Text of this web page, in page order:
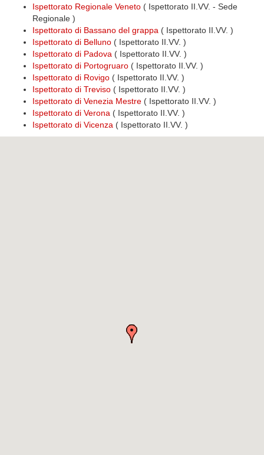
Ispettorato Regionale Veneto ( Ispettorato II.VV. - Sede
Regionale )
Ispettorato di Bassano del grappa ( Ispettorato II.VV. )
Ispettorato di Belluno ( Ispettorato II.VV. )
Ispettorato di Padova ( Ispettorato II.VV. )
Ispettorato di Portogruaro ( Ispettorato II.VV. )
Ispettorato di Rovigo ( Ispettorato II.VV. )
Ispettorato di Treviso ( Ispettorato II.VV. )
Ispettorato di Venezia Mestre ( Ispettorato II.VV. )
Ispettorato di Verona ( Ispettorato II.VV. )
Ispettorato di Vicenza ( Ispettorato II.VV. )